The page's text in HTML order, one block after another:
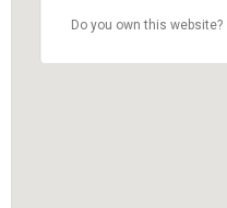
Do you own this website?